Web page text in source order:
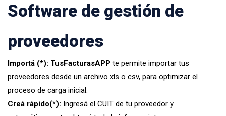
Software de gestión de
proveedores
Importá (*): TusFacturasAPP te permite importar tus
proveedores desde un archivo xls o csv, para optimizar el
proceso de carga inicial.
Creá rápido(*): Ingresá el CUIT de tu proveedor y